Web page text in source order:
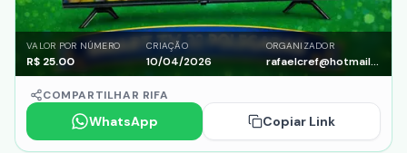
VALOR POR NÚMERO
R$ 25.00
CRIAÇÃO
10/04/2026
ORGANIZADOR
rafaelcref@hotmail.com
COMPARTILHAR RIFA
WhatsApp Copiar Link